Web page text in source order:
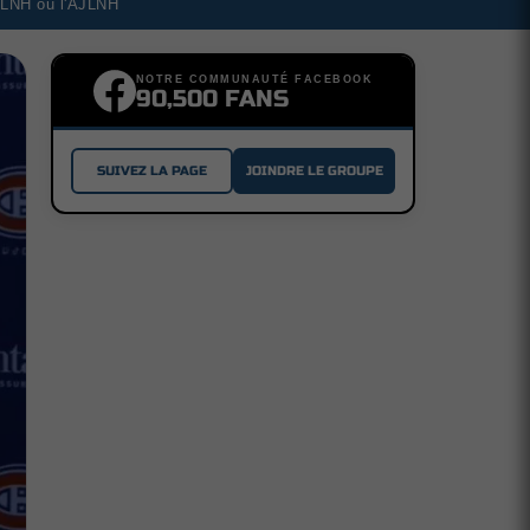
ou l'AJLNH
NOTRE COMMUNAUTÉ FACEBOOK
90,500 FANS
SUIVEZ LA PAGE JOINDRE LE GROUPE